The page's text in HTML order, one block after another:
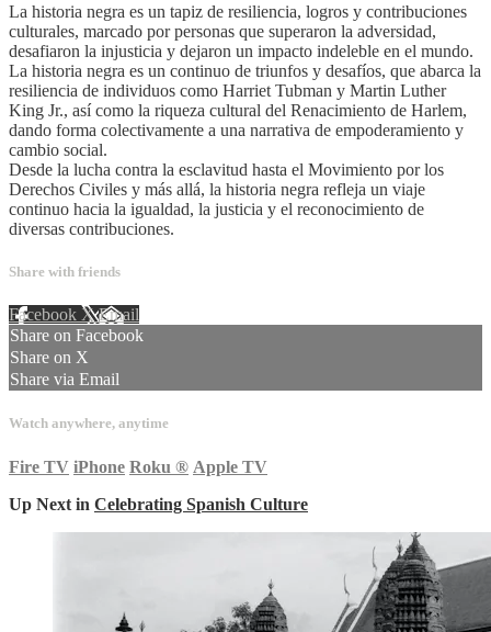
La historia negra es un tapiz de resiliencia, logros y contribuciones
culturales, marcado por personas que superaron la adversidad,
desafiaron la injusticia y dejaron un impacto indeleble en el mundo.
La historia negra es un continuo de triunfos y desafíos, que abarca la
resiliencia de individuos como Harriet Tubman y Martin Luther
King Jr., así como la riqueza cultural del Renacimiento de Harlem,
dando forma colectivamente a una narrativa de empoderamiento y
cambio social.
Desde la lucha contra la esclavitud hasta el Movimiento por los
Derechos Civiles y más allá, la historia negra refleja un viaje
continuo hacia la igualdad, la justicia y el reconocimiento de
diversas contribuciones.
Share with friends
Facebook XEmail
Share on Facebook
Share on X
Share via Email
Watch anywhere, anytime
Fire TV iPhone Roku ® Apple TV
Up Next in Celebrating Spanish Culture